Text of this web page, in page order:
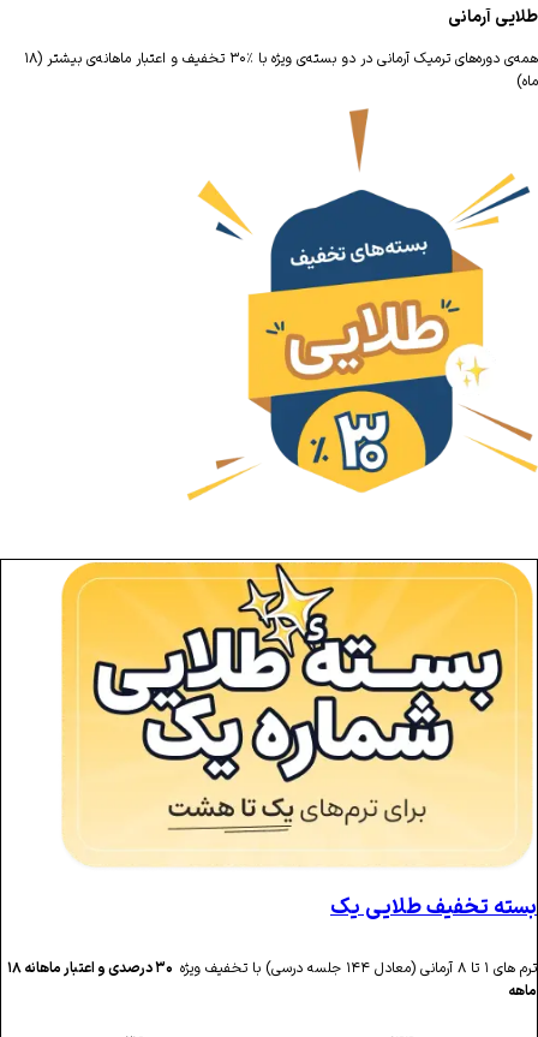
همه‌ی دوره‌های ترمیک آرمانی در دو بسته‌ی ویژه با ٪۳۰ تخفیف و اعتبار ماهانه‌ی بیشتر (۱۸
طلایی یک
‌۳۰ درصدی و اعتبار ماهانه ۱۸